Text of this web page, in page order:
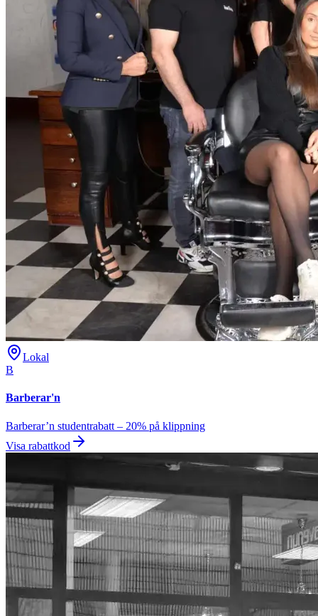
Lokal
B
Barberar'n
Barberar’n studentrabatt – 20% på klippning
Visa rabattkod